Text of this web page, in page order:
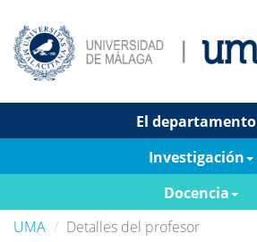
El departamento
Investigación
Docencia
UMA
Detalles del profesor